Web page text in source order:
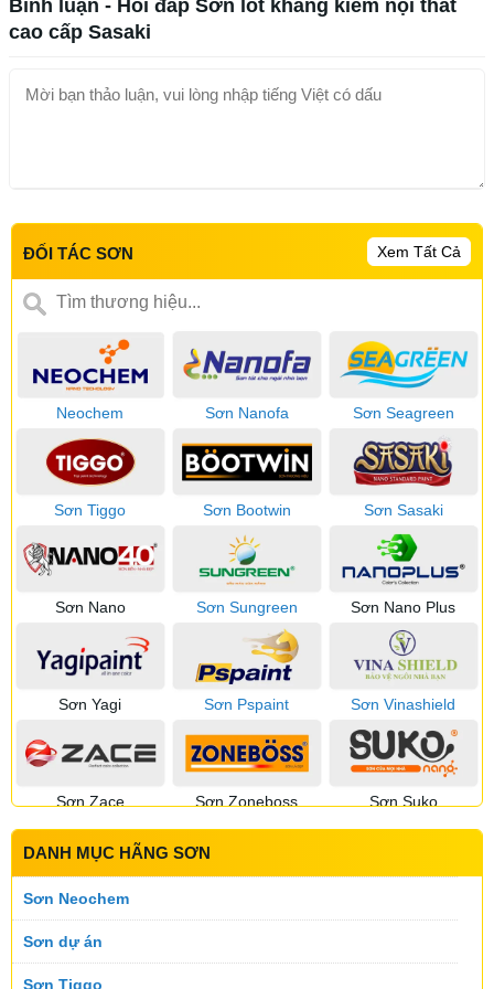
Bình luận - Hỏi đáp Sơn lót kháng kiềm nội thất
cao cấp Sasaki
ĐỐI TÁC SƠN Xem Tất Cả
Neochem Sơn Nanofa Sơn Seagreen
Sơn Tiggo Sơn Bootwin Sơn Sasaki
Sơn Nano Sơn Sungreen Sơn Nano Plus
Sơn Yagi Sơn Pspaint Sơn Vinashield
Sơn Zace Sơn Zoneboss Sơn Suko
Sơn Sumika
DANH MỤC HÃNG SƠN
Sơn Neochem
Sơn dự án
Sơn Tiggo